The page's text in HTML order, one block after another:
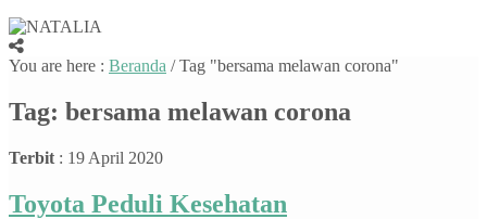
You are here : Beranda /Tag "bersama melawan corona"
Tag: bersama melawan corona
Terbit : 19 April 2020
Toyota Peduli Kesehatan